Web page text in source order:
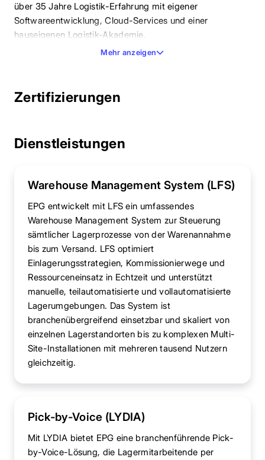
über 35 Jahre Logistik-Erfahrung mit eigener
Softwareentwicklung, Cloud-Services und einer
hauseigenen Logistik-Akademie.
Einen besonderen Schwerpunkt bilden spezialisierte
Cargo-Handling-Prozesse, koordinieren die
Flughafeninfrastruktur und ermöglichen eine effiziente,
luftverkehrsrechtlichen Sicherheitsanforderungen und
Standards wie IATA e-freight.
Mehr anzeigen
Zertifizierungen
Dienstleistungen
Warehouse Management System (LFS)
EPG entwickelt mit LFS ein umfassendes
Warehouse Management System zur Steuerung
sämtlicher Lagerprozesse von der Warenannahme
bis zum Versand. LFS optimiert
Einlagerungsstrategien, Kommissionierwege und
Ressourceneinsatz in Echtzeit und unterstützt
manuelle, teilautomatisierte und vollautomatisierte
Lagerumgebungen. Das System ist
branchenübergreifend einsetzbar und skaliert von
einzelnen Lagerstandorten bis zu komplexen Multi-
Site-Installationen mit mehreren tausend Nutzern
gleichzeitig.
Pick-by-Voice (LYDIA)
Mit LYDIA bietet EPG eine branchenführende Pick-
by-Voice-Lösung, die Lagermitarbeitende per